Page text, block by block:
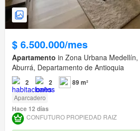
$ 6.500.000/mes
Apartamento in Zona Urbana
Aburrá, Departamento de Antioquia
2 2 89 m²
Aparcadero
Hace 12 días
CONFUTURO PROPIEDAD RAIZ